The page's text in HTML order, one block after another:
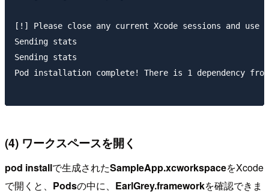
[!] Please close any current Xcode sessions and use
Sending stats
Sending stats
Pod installation complete! There is 1 dependency
(4) ワークスペースを開く
pod installで生成されたSampleApp.xcworkspaceをXcode
で開くと、 Podsの中に、 EarlGrey.frameworkを確認できま